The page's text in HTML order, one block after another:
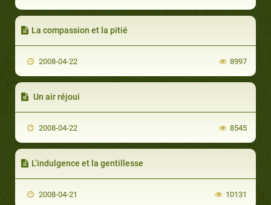
La compassion et la pitié
2008-04-22 8997
Un air réjoui
2008-04-22 8545
L’indulgence et la gentillesse
2008-04-21 10131